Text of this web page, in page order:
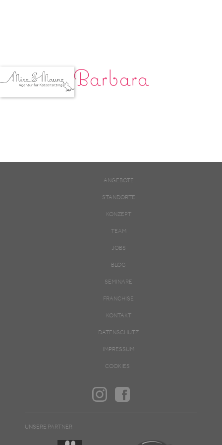
Barbara
ANGEBOTE
STANDORTE
KONZEPT
TEAM
JOBS
BLOG
SEMINARE
FRANCHISE
KONTAKT
DATENSCHUTZ
IMPRESSUM
COOKIES
UNSERE PARTNER